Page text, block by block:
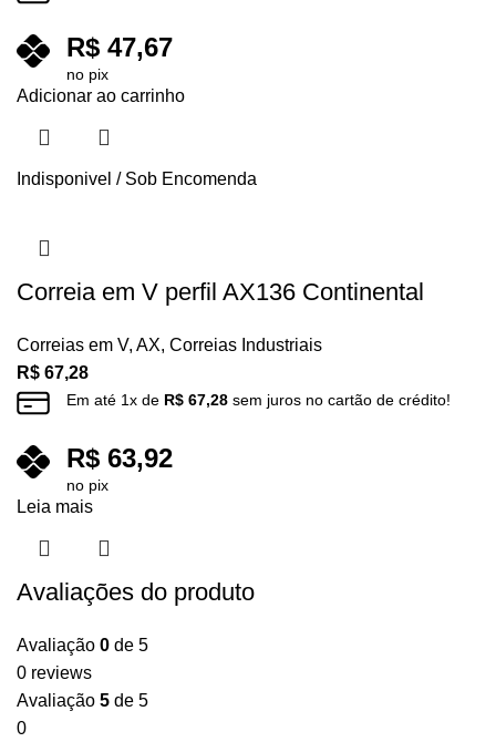
R$ 47,67
no pix
Adicionar ao carrinho
Indisponivel / Sob Encomenda
Correia em V perfil AX136 Continental
Correias em V, AX, Correias Industriais
R$ 67,28
Em até 1x de R$ 67,28 sem juros no cartão de crédito!
R$ 63,92
no pix
Leia mais
Avaliações do produto
Avaliação 0 de 5
0 reviews
Avaliação 5 de 5
0